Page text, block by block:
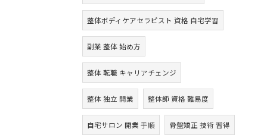
整体ボディケアセラピスト 資格 自宅学習
副業 整体 始め方
整体 転職 キャリアチェンジ
整体 独立 開業 整体師 資格 難易度
自宅サロン 開業 手順 骨盤矯正 技術 習得